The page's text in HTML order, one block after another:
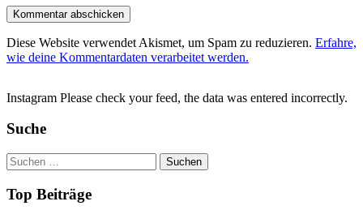
Diese Website verwendet Akismet, um Spam zu reduzieren. Erfahre,
wie deine Kommentardaten verarbeitet werden.
Instagram Please check your feed, the data was entered incorrectly.
Suche
Suchen
nach:
Top Beiträge